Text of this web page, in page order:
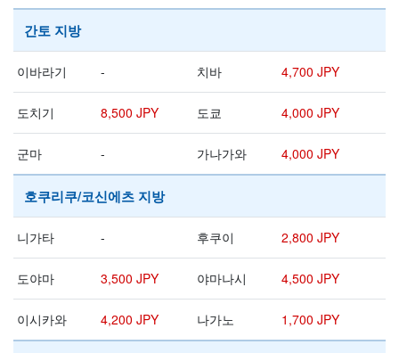
간토 지방
이바라기 - 치바 4,700 JPY
도치기 8,500 JPY 도쿄 4,000 JPY
군마 - 가나가와 4,000 JPY
호쿠리쿠/코신에츠 지방
니가타 - 후쿠이 2,800 JPY
도야마 3,500 JPY 야마나시 4,500 JPY
이시카와 4,200 JPY 나가노 1,700 JPY